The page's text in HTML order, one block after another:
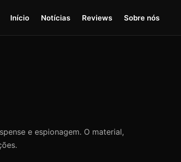
Início Notícias Reviews Sobre nós
e espionagem. O material,